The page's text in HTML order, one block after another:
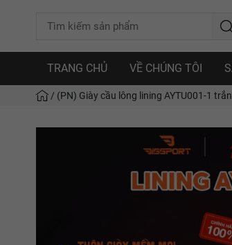
TRANG CHỦ VỀ CHÚNG TÔI
/ (PN) Giày cầu lông lining AYTU001-1